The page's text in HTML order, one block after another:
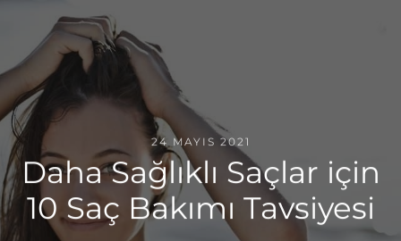
24 MAYIS 2021
Daha Sağlıklı Saçlar için
10 Saç Bakımı Tavsiyesi